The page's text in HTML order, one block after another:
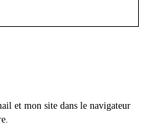
et mon site dans le navigateur